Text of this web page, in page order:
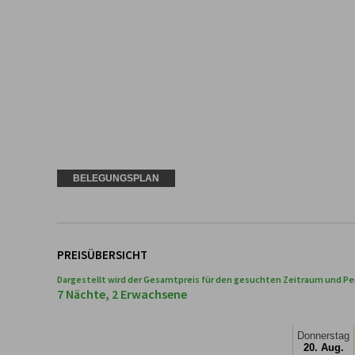
BELEGUNGSPLAN
PREISÜBERSICHT
Dargestellt wird der Gesamtpreis für den gesuchten Zeitraum und
7 Nächte, 2 Erwachsene
Donnerstag
20. Aug.